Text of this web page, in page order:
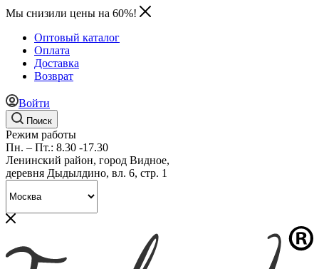
Мы снизили цены на 60%!
Оптовый каталог
Оплата
Доставка
Возврат
Войти
Поиск
Режим работы
Пн. – Пт.: 8.30 -17.30
Ленинский район, город Видное,
деревня Дыдылдино, вл. 6, стр. 1